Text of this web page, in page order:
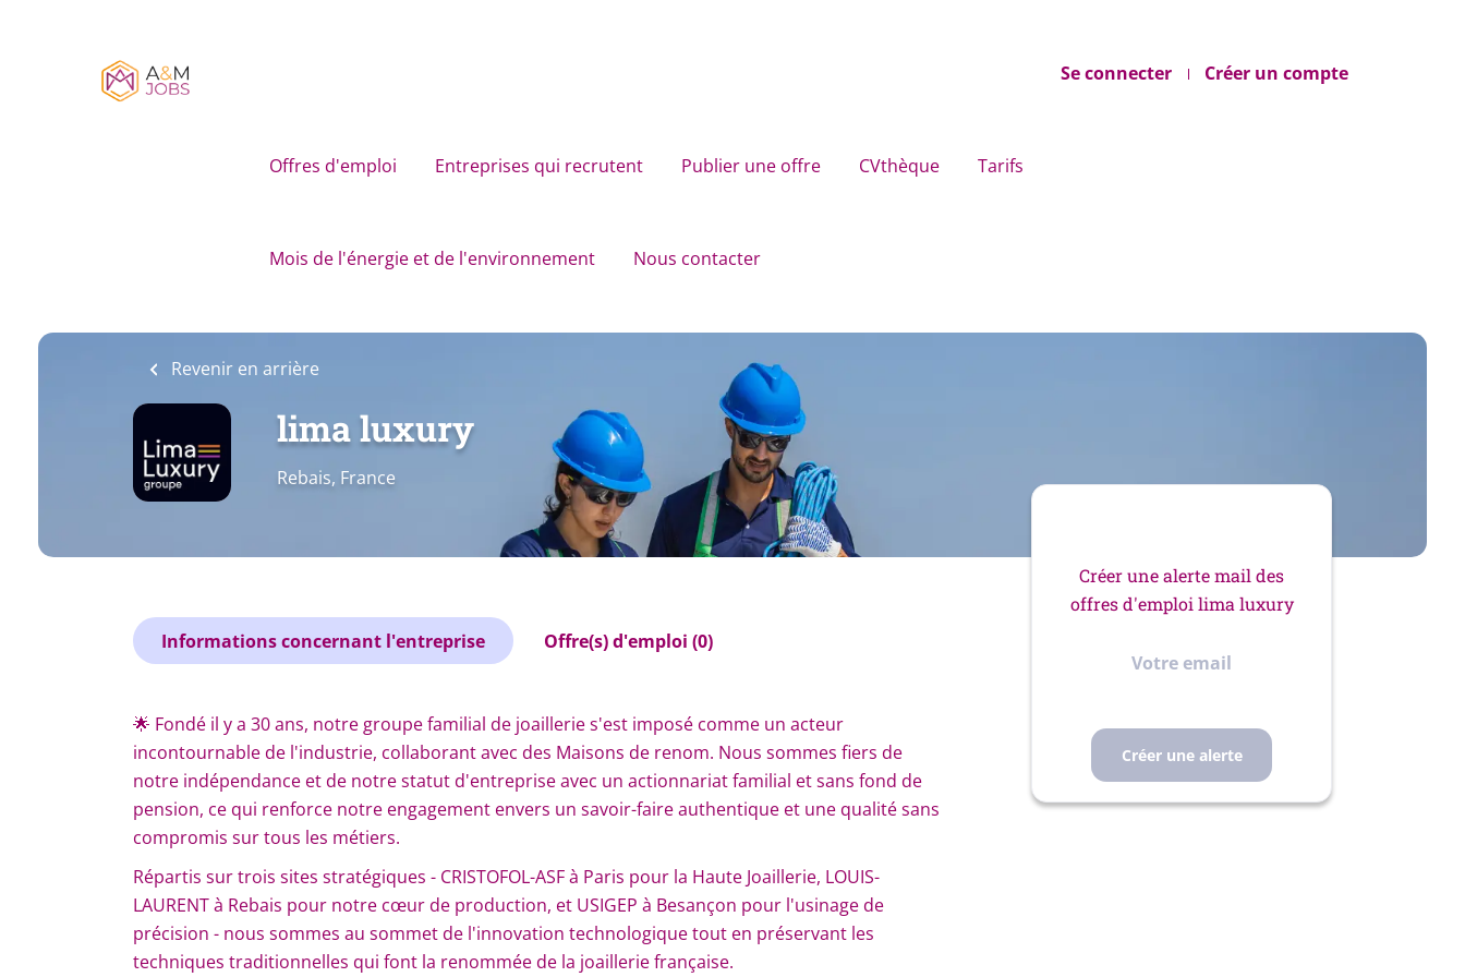
Se connecter Créer un compte
Offres d'emploi Entreprises qui recrutent Publier une offre CVthèque Tarifs
Mois de l'énergie et de l'environnement Nous contacter
Revenir en arrière
lima luxury
Rebais, France
Informations concernant l'entreprise Offre(s) d'emploi (0)
🌟 Fondé il y a 30 ans, notre groupe familial de joaillerie s'est imposé comme un acteur
incontournable de l'industrie, collaborant avec des Maisons de renom. Nous sommes fiers de
notre indépendance et de notre statut d'entreprise avec un actionnariat familial et sans fond de
pension, ce qui renforce notre engagement envers un savoir-faire authentique et une qualité sans
compromis sur tous les métiers.
Répartis sur trois sites stratégiques - CRISTOFOL-ASF à Paris pour la Haute Joaillerie, LOUIS-
LAURENT à Rebais pour notre cœur de production, et USIGEP à Besançon pour l'usinage de
précision - nous sommes au sommet de l'innovation technologique tout en préservant les
techniques traditionnelles qui font la renommée de la joaillerie française.
Créer une alerte mail des
offres d'emploi lima luxury